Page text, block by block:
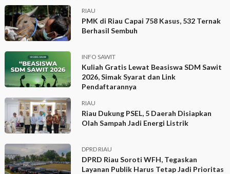
RIAU
PMK di Riau Capai 758 Kasus, 532 Ternak
Berhasil Sembuh
INFO SAWIT
Kuliah Gratis Lewat Beasiswa SDM Sawit
2026, Simak Syarat dan Link
Pendaftarannya
RIAU
Riau Dukung PSEL, 5 Daerah Disiapkan
Olah Sampah Jadi Energi Listrik
DPRD RIAU
DPRD Riau Soroti WFH, Tegaskan
Layanan Publik Harus Tetap Jadi Prioritas